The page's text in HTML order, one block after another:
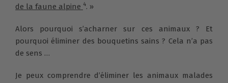
de la faune alpine 4. »
Alors pourquoi s’acharner sur ces animaux ? Et
pourquoi éliminer des bouquetins sains ? Cela n’a pas
de sens …
Je peux comprendre d’éliminer les animaux malades